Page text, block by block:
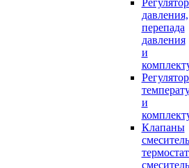
давления,
перепада
давления
и
и
Клапаны